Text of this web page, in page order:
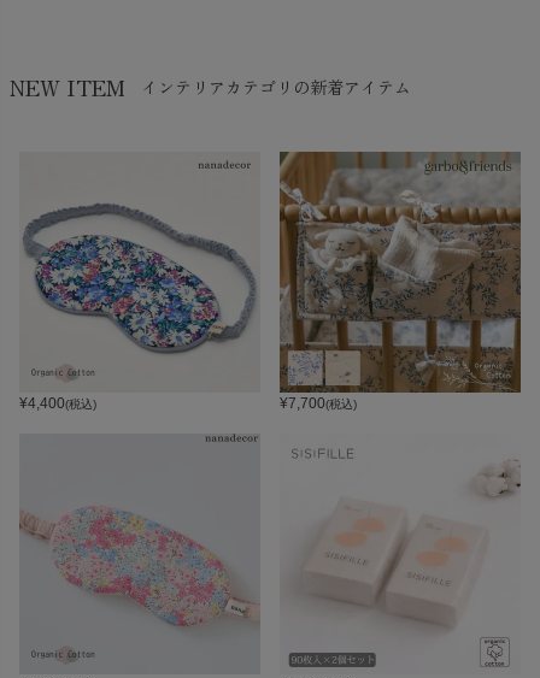
NEW ITEM インテリアカテゴリの新着アイテム
¥4,400(税込) ¥7,700(税込)